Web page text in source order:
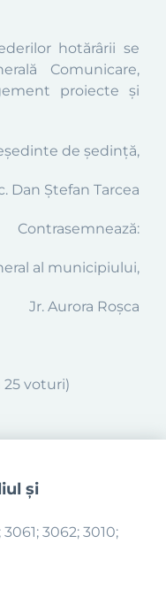
hotărârii se
Comunicare,
proiecte și
de ședință,
Dan Ștefan Tarcea
Contrasemnează:
al municipiului,
Jr. Aurora Roșca
25 voturi)
şi
3062; 3010;